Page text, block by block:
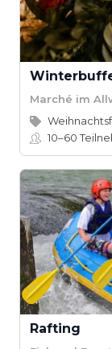
Marché im
10–60
Rafting